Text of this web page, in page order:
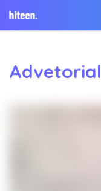
Advetorial